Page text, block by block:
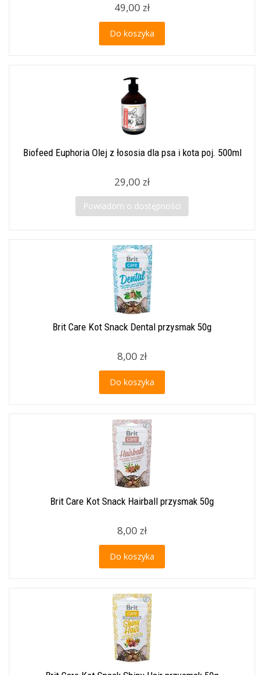
49,00 zł
Do koszyka
Biofeed Euphoria Olej z łososia dla psa i kota poj. 500ml
29,00 zł
Powiadom o dostępności
Brit Care Kot Snack Dental przysmak 50g
8,00 zł
Do koszyka
Brit Care Kot Snack Hairball przysmak 50g
8,00 zł
Do koszyka